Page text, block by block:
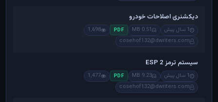
دیکشنری اصلاحات خودرو
1 سال پیش 0.51 MB
PDF
1,698
cosehof132@dwriters.com
سیستم ترمز ESP 2
1 سال پیش 9.23 MB
PDF
1,477
cosehof132@dwriters.com